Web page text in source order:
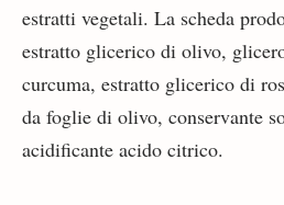
estratti vegetali. La scheda
estratto glicerico di olivo,
curcuma, estratto glicerico di
da foglie di olivo, conservante
acidificante acido citrico.